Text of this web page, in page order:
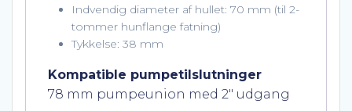
Indvendig diameter af hullet: 70 mm (til 2-
tommer hunflange fatning)
Tykkelse: 38 mm
Kompatible pumpetilslutninger
78 mm pumpeunion med 2″ udgang